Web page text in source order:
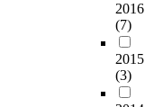
2016
(7)
2015
(3)